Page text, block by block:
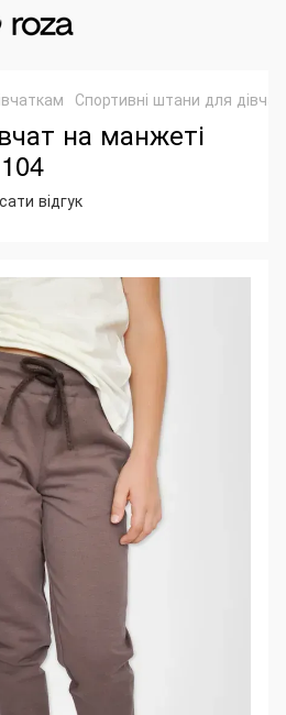
Спортивні штани для
на манжеті
відгук